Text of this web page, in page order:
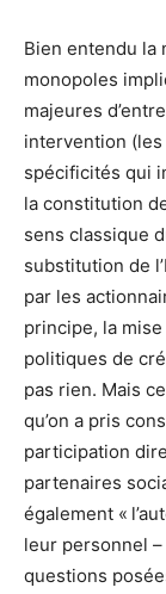
Bien entendu la
monopoles
majeures
intervention
spécificités qui
la constitution
sens classique
substitution de
par les
principe, la
politiques de
pas rien. Mais
qu’on a pris
participation
partenaires
également «
leur personnel
questions